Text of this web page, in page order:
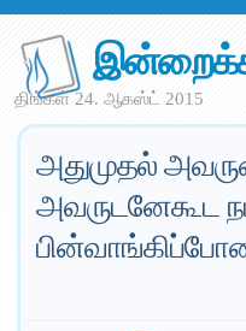
திங்கள் 24. ஆகஸ்ட் 2015
அதுமுதல்
அவருடனேகூட